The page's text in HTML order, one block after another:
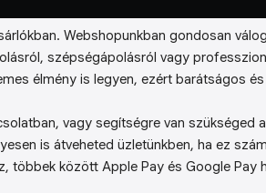
Webshopunkban gondosan
szépségápolásról vagy
élmény is legyen, ezért barátságos
vagy segítségre van szükséged
is átveheted üzletünkben, ha ez
között Apple Pay és Google Pay